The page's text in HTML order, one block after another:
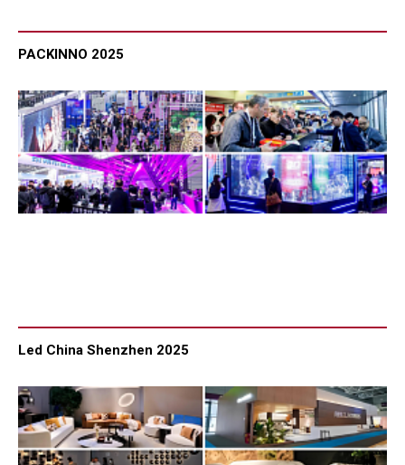
PACKINNO 2025
Led China Shenzhen 2025